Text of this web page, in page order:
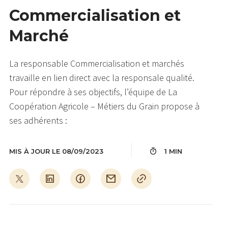
Commercialisation et
Marché
La responsable Commercialisation et marchés
travaille en lien direct avec la responsale qualité.
Pour répondre à ses objectifs, l’équipe de La
Coopération Agricole – Métiers du Grain propose à
ses adhérents :
MIS À JOUR LE 08/09/2023 1 MIN